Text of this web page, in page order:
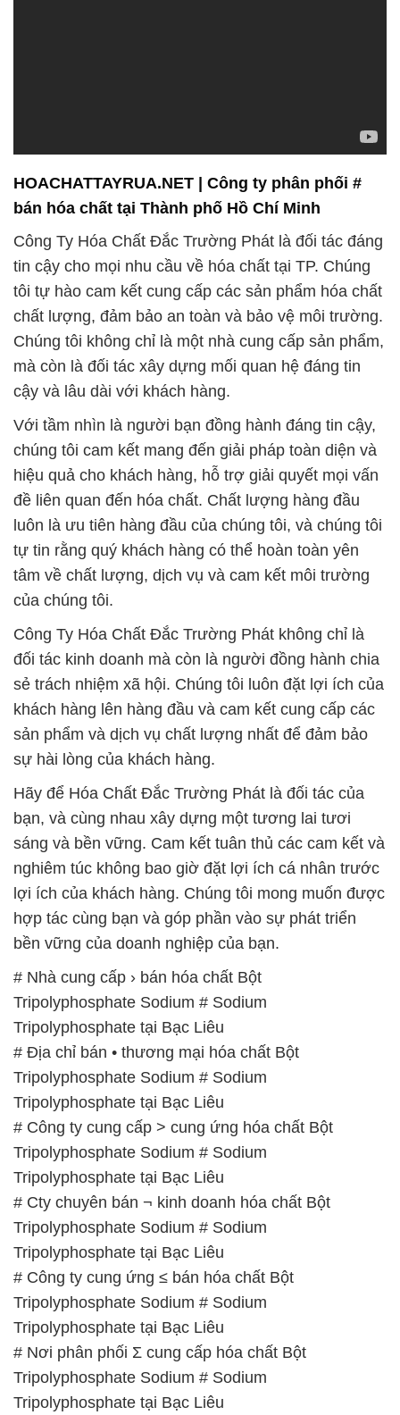
HOACHATTAYRUA.NET | Công ty phân phối #
bán hóa chất tại Thành phố Hồ Chí Minh
Công Ty Hóa Chất Đắc Trường Phát là đối tác đáng
tin cậy cho mọi nhu cầu về hóa chất tại TP. Chúng
tôi tự hào cam kết cung cấp các sản phẩm hóa chất
chất lượng, đảm bảo an toàn và bảo vệ môi trường.
Chúng tôi không chỉ là một nhà cung cấp sản phẩm,
mà còn là đối tác xây dựng mối quan hệ đáng tin
cậy và lâu dài với khách hàng.
Với tầm nhìn là người bạn đồng hành đáng tin cậy,
chúng tôi cam kết mang đến giải pháp toàn diện và
hiệu quả cho khách hàng, hỗ trợ giải quyết mọi vấn
đề liên quan đến hóa chất. Chất lượng hàng đầu
luôn là ưu tiên hàng đầu của chúng tôi, và chúng tôi
tự tin rằng quý khách hàng có thể hoàn toàn yên
tâm về chất lượng, dịch vụ và cam kết môi trường
của chúng tôi.
Công Ty Hóa Chất Đắc Trường Phát không chỉ là
đối tác kinh doanh mà còn là người đồng hành chia
sẻ trách nhiệm xã hội. Chúng tôi luôn đặt lợi ích của
khách hàng lên hàng đầu và cam kết cung cấp các
sản phẩm và dịch vụ chất lượng nhất để đảm bảo
sự hài lòng của khách hàng.
Hãy để Hóa Chất Đắc Trường Phát là đối tác của
bạn, và cùng nhau xây dựng một tương lai tươi
sáng và bền vững. Cam kết tuân thủ các cam kết và
nghiêm túc không bao giờ đặt lợi ích cá nhân trước
lợi ích của khách hàng. Chúng tôi mong muốn được
hợp tác cùng bạn và góp phần vào sự phát triển
bền vững của doanh nghiệp của bạn.
# Nhà cung cấp › bán hóa chất Bột
Tripolyphosphate Sodium # Sodium
Tripolyphosphate tại Bạc Liêu
# Địa chỉ bán • thương mại hóa chất Bột
Tripolyphosphate Sodium # Sodium
Tripolyphosphate tại Bạc Liêu
# Công ty cung cấp > cung ứng hóa chất Bột
Tripolyphosphate Sodium # Sodium
Tripolyphosphate tại Bạc Liêu
# Cty chuyên bán ¬ kinh doanh hóa chất Bột
Tripolyphosphate Sodium # Sodium
Tripolyphosphate tại Bạc Liêu
# Công ty cung ứng ≤ bán hóa chất Bột
Tripolyphosphate Sodium # Sodium
Tripolyphosphate tại Bạc Liêu
# Nơi phân phối Σ cung cấp hóa chất Bột
Tripolyphosphate Sodium # Sodium
Tripolyphosphate tại Bạc Liêu